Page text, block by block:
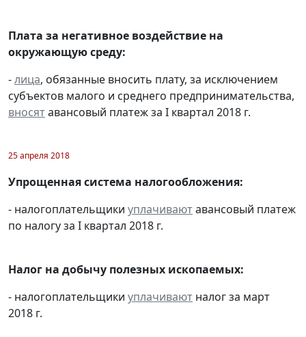
Плата за негативное воздействие на
окружающую среду:
-лица, обязанные вносить плату, за исключением
субъектов малого и среднего предпринимательства,
вносятавансовый платеж за I квартал 2018 г.
25 апреля 2018
Упрощенная система налогообложения:
- налогоплательщики уплачиваютавансовый платеж
по налогу за I квартал 2018 г.
Налог на добычу полезных ископаемых:
- налогоплательщики уплачивают налог за март
2018 г.